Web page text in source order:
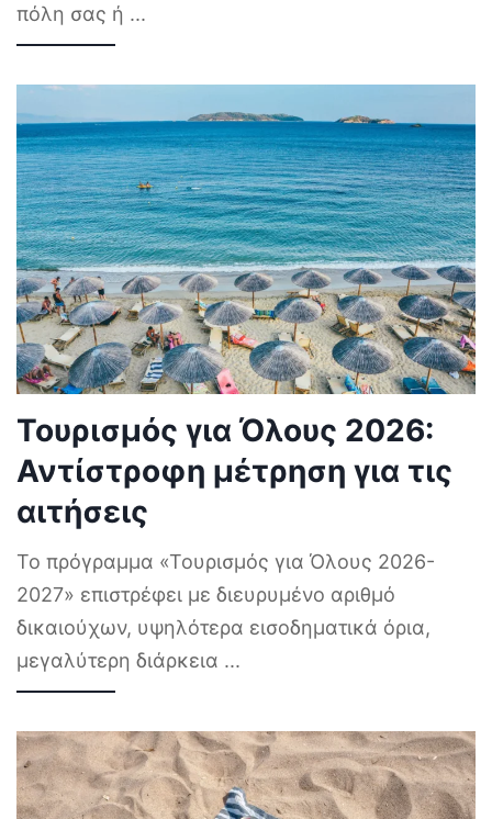
πόλη σας ή ...
Τουρισμός για Όλους 2026:
Αντίστροφη μέτρηση για τις
αιτήσεις
Το πρόγραμμα «Τουρισμός για Όλους 2026-
2027» επιστρέφει με διευρυμένο αριθμό
δικαιούχων, υψηλότερα εισοδηματικά όρια,
μεγαλύτερη διάρκεια ...